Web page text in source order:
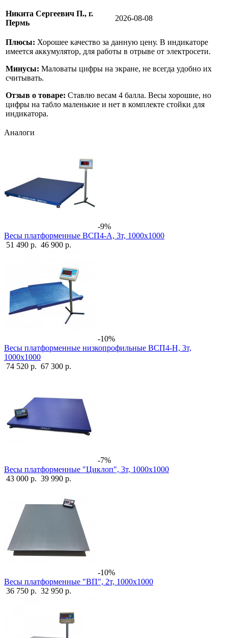
Никита Сергеевич П., г.
Пермь
2026-08-08
Плюсы: Хорошее качество за данную цену. В индикаторе
имеется аккумулятор, для работы в отрыве от электросети.
Минусы: Маловаты цифры на экране, не всегда удобно их
считывать.
Отзыв о товаре: Ставлю весам 4 балла. Весы хорошие, но
цифры на табло маленькие и нет в комплекте стойки для
индикатора.
Аналоги
-9%
Весы платформенные ВСП4-А, 3т, 1000х1000
51 490 р. 46 900 р.
-10%
Весы платформенные низкопрофильные ВСП4-Н, 3т,
1000х1000
74 520 р. 67 300 р.
-7%
Весы платформенные "Циклоп", 3т, 1000х1000
43 000 р. 39 990 р.
-10%
Весы платформенные "ВП", 2т, 1000х1000
36 750 р. 32 950 р.